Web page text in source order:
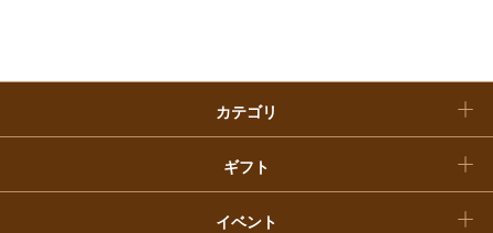
カテゴリ
ギフト
イベント
福袋